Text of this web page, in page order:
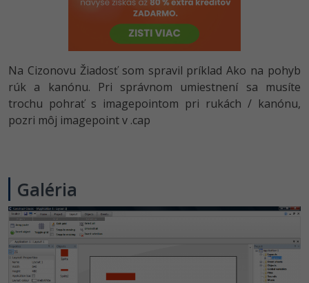
-80%
C++ -80%
Swift -80%
Céčko
VB.NET
SQL
-80%
Na Cizonovu Žiadosť som spravil príklad Ako na pohyb
rúk a kanónu. Pri správnom umiestnení sa musíte
trochu pohrať s imagepointom pri rukách / kanónu,
pozri môj imagepoint v .cap
Galéria